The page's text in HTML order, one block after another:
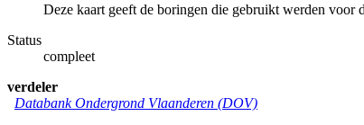
Deze kaart geeft de boringen die gebruikt werden voor
Status
compleet
verdeler
Databank Ondergrond Vlaanderen (DOV)